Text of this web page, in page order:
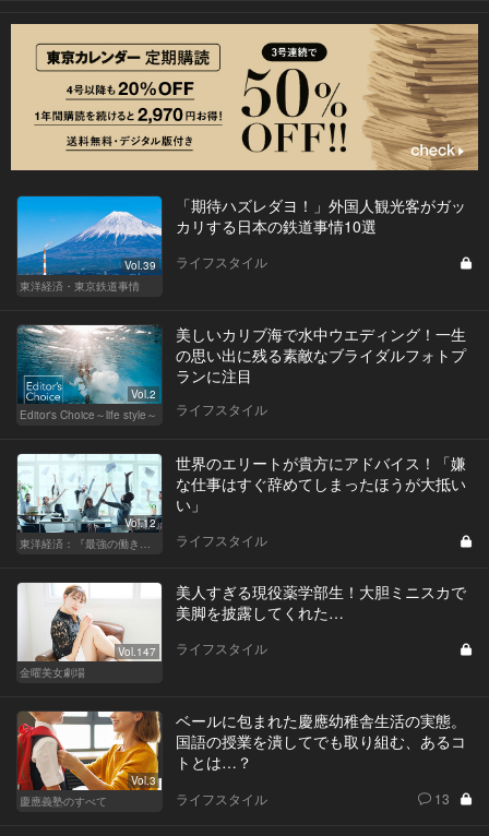
Vol.39
東洋経済・東京鉄道事情
「期待ハズレダヨ！」外国人観光客がガッ
カリする日本の鉄道事情10選
ライフスタイル
Vol.2
Editor's Choice～life style～
美しいカリブ海で水中ウエディング！一生
の思い出に残る素敵なブライダルフォトプ
ランに注目
ライフスタイル
Vol.12
東洋経済：『最強の働き方』『一流の育て方』
世界のエリートが貴方にアドバイス！「嫌
な仕事はすぐ辞めてしまったほうが大抵い
い」
ライフスタイル
Vol.147
金曜美女劇場
美人すぎる現役薬学部生！大胆ミニスカで
美脚を披露してくれた…
ライフスタイル
Vol.3
慶應義塾のすべて
ベールに包まれた慶應幼稚舎生活の実態。
国語の授業を潰してでも取り組む、あるコ
トとは…？
ライフスタイル 13